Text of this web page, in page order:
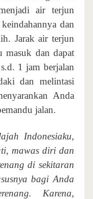
air terjun
dan
Jarak air terjun
dan dapat
1 jam berjalan
dan melintasi
Anda
jalan.
Indonesiaku,
mawas diri dan
di sekitaran
bagi Anda
Karena,